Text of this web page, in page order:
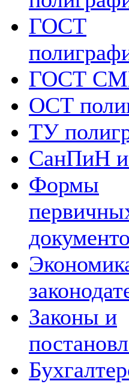
ГОСТ
ГОСТ
ОСТ
ТУ
СанПиН
Формы
Законы и